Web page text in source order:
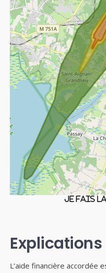
Je fais la
Explications
L’aide financière accordée